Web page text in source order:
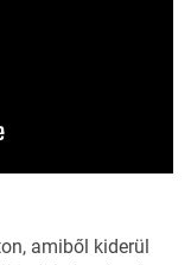
amiből kiderül